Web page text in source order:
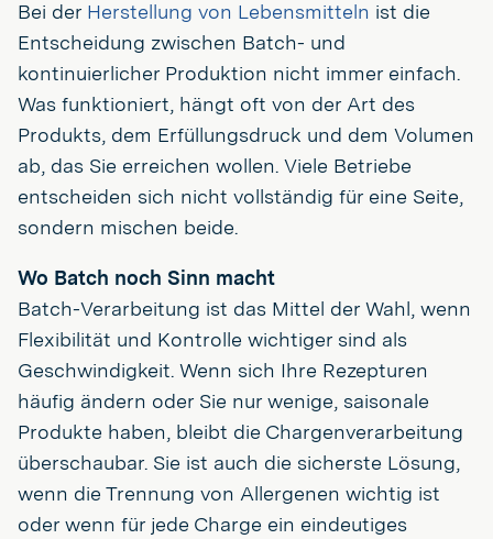
Bei der Herstellung von Lebensmitteln ist die
Entscheidung zwischen Batch- und
kontinuierlicher Produktion nicht immer einfach.
Was funktioniert, hängt oft von der Art des
Produkts, dem Erfüllungsdruck und dem Volumen
ab, das Sie erreichen wollen. Viele Betriebe
entscheiden sich nicht vollständig für eine Seite,
sondern mischen beide.
Wo Batch noch Sinn macht
Batch-Verarbeitung ist das Mittel der Wahl, wenn
Flexibilität und Kontrolle wichtiger sind als
Geschwindigkeit. Wenn sich Ihre Rezepturen
häufig ändern oder Sie nur wenige, saisonale
Produkte haben, bleibt die Chargenverarbeitung
überschaubar. Sie ist auch die sicherste Lösung,
wenn die Trennung von Allergenen wichtig ist
oder wenn für jede Charge ein eindeutiges